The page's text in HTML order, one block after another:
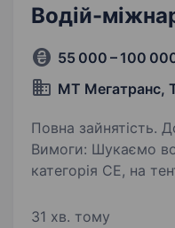
Водій-
55 000 – 100
МТ Мегатранс,
Повна зайнятість.
Вимоги: Шукаємо
категорія CE, на
роботи: Детальніше
31 хв. тому